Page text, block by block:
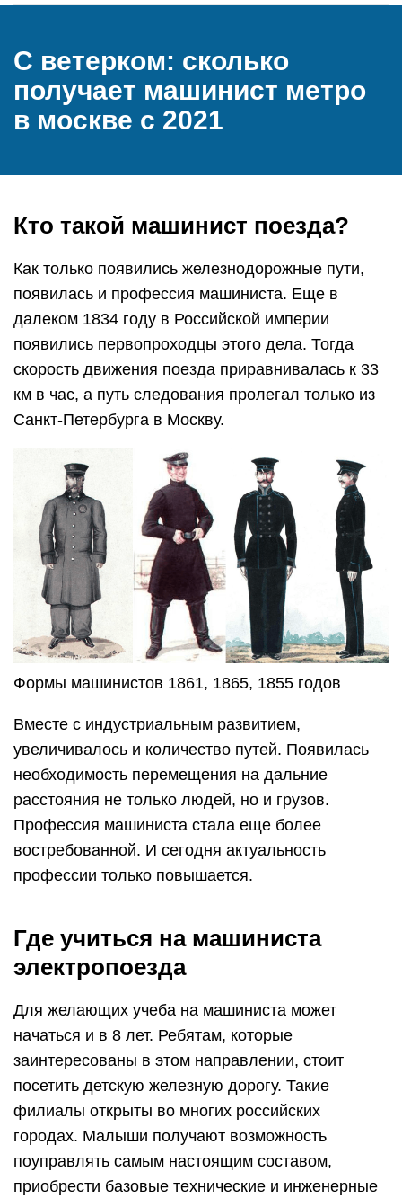
С ветерком: сколько
получает машинист метро
в москве с 2021
Кто такой машинист поезда?
Как только появились железнодорожные пути,
появилась и профессия машиниста. Еще в
далеком 1834 году в Российской империи
появились первопроходцы этого дела. Тогда
скорость движения поезда приравнивалась к 33
км в час, а путь следования пролегал только из
Санкт-Петербурга в Москву.
Формы машинистов 1861, 1865, 1855 годов
Вместе с индустриальным развитием,
увеличивалось и количество путей. Появилась
необходимость перемещения на дальние
расстояния не только людей, но и грузов.
Профессия машиниста стала еще более
востребованной. И сегодня актуальность
профессии только повышается.
Где учиться на машиниста
электропоезда
Для желающих учеба на машиниста может
начаться и в 8 лет. Ребятам, которые
заинтересованы в этом направлении, стоит
посетить детскую железную дорогу. Такие
филиалы открыты во многих российских
городах. Малыши получают возможность
поуправлять самым настоящим составом,
приобрести базовые технические и инженерные